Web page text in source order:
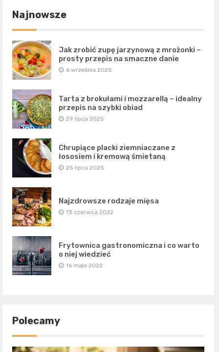
Najnowsze
Jak zrobić zupę jarzynową z mrożonki –
prosty przepis na smaczne danie
6 września 2025
Tarta z brokułami i mozzarellą – idealny
przepis na szybki obiad
29 lipca 2025
Chrupiące placki ziemniaczane z
łososiem i kremową śmietaną
25 lipca 2025
Najzdrowsze rodzaje mięsa
13 czerwca 2022
Frytownica gastronomiczna i co warto
o niej wiedzieć
16 maja 2022
Polecamy